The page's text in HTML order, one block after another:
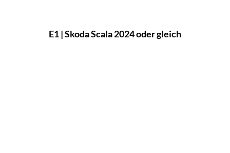
E1 | Skoda Scala 2024 oder gleich